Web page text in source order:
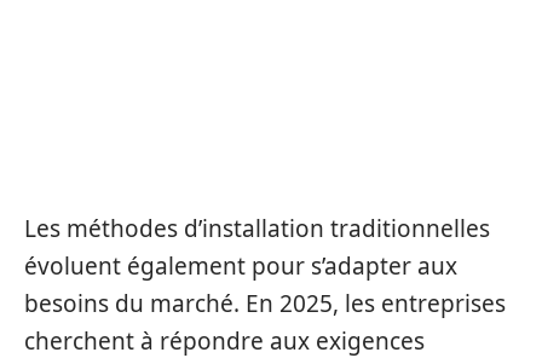
Les méthodes d’installation traditionnelles
évoluent également pour s’adapter aux
besoins du marché. En 2025, les entreprises
cherchent à répondre aux exigences